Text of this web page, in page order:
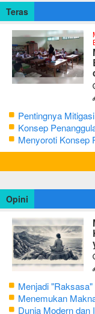
Teras
Pentingnya
Bojonegoro
Konsep
Mengutamakan
Menyoroti Konsep
Bojonegoro
Opini
Menjadi
Menemukan
Dunia Modern dan